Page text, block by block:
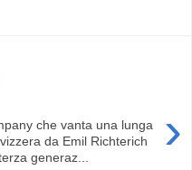
›
che vanta una lunga
da Emil Richterich
generaz...